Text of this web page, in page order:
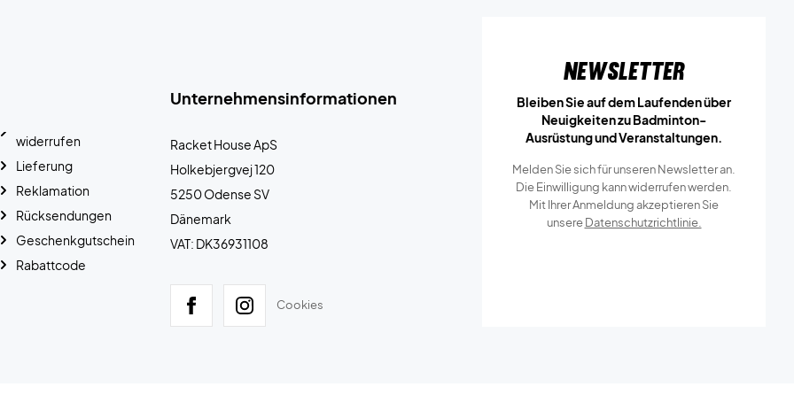
Unternehmensinformationen
Racket House ApS
Holkebjergvej 120
5250 Odense SV
Dänemark
VAT: DK36931108
Cookies
widerrufen
Lieferung
Reklamation
Rücksendungen
Geschenkgutschein
Rabattcode
Newsletter
Bleiben Sie auf dem Laufenden über
Neuigkeiten zu Badminton-
Ausrüstung und Veranstaltungen.
Melden Sie sich für unseren Newsletter an.
Die Einwilligung kann widerrufen werden.
Mit Ihrer Anmeldung akzeptieren Sie
unsereDatenschutzrichtlinie.